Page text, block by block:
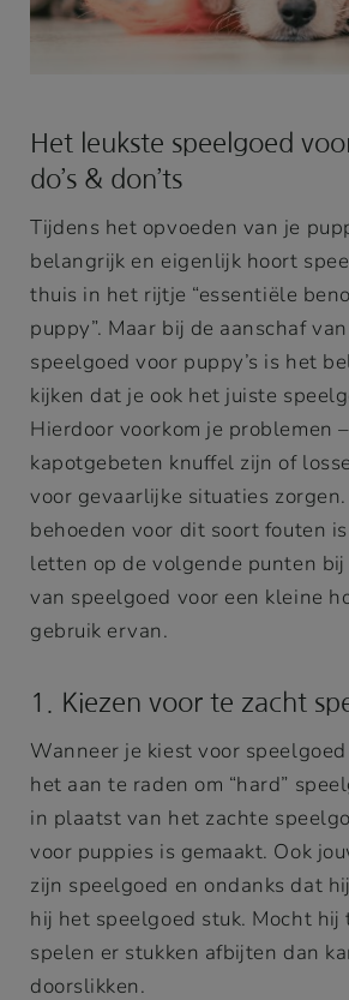
Het leukste speelgoed
do’s & don’ts
Tijdens het opvoeden van je
belangrijk en eigenlijk hoort
thuis in het rijtje “essentiële
puppy”. Maar bij de aanschaf
speelgoed voor puppy’s is het
kijken dat je ook het juiste
Hierdoor voorkom je problemen
kapotgebeten knuffel zijn of
voor gevaarlijke situaties
behoeden voor dit soort fouten
letten op de volgende punten bij
van speelgoed voor een kleine
gebruik ervan.
1. Kiezen voor te zacht
Wanneer je kiest voor
het aan te raden om “hard”
in plaatst van het zachte
voor puppies is gemaakt. Ook
zijn speelgoed en ondanks dat
hij het speelgoed stuk. Mocht hij
spelen er stukken afbijten dan
doorslikken.